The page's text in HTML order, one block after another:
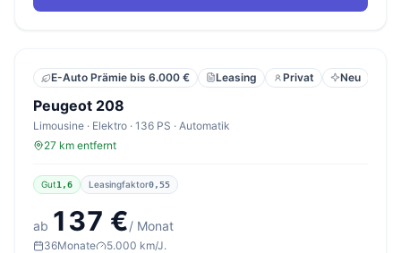
E-Auto Prämie bis 6.000 € Leasing Privat Neu
Peugeot 208
Limousine · Elektro · 136 PS · Automatik
27 km entfernt
Gut1,6 Leasingfaktor0,55
ab 137 €/ Monat
36Monate
5.000 km/J.